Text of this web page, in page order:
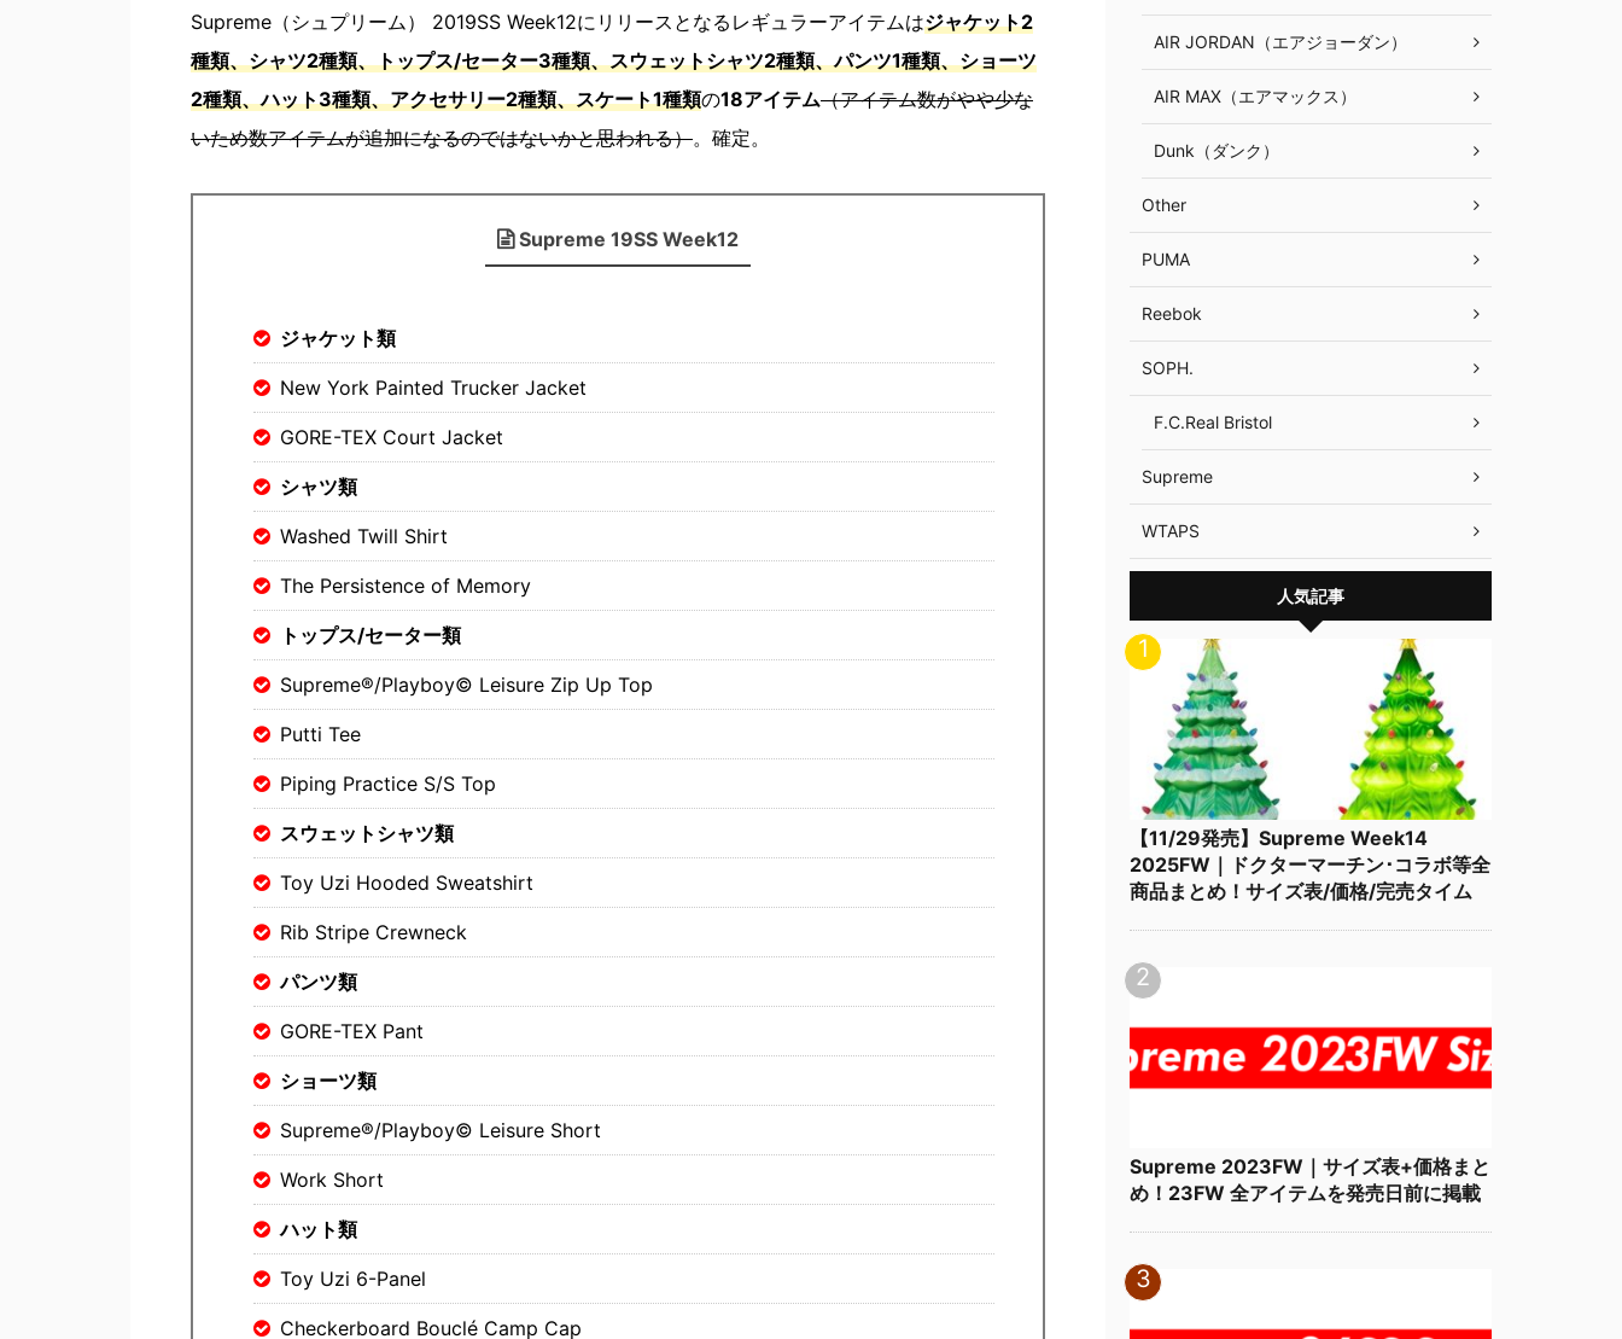
Supreme（シュプリーム） 2019SS Week12にリリースとなるレギュラーアイテムはジャケット2
種類、シャツ2種類、トップス/セーター3種類、スウェットシャツ2種類、パンツ1種類、ショーツ
2種類、ハット3種類、アクセサリー2種類、スケート1種類の18アイテム（アイテム数がやや少な
いため数アイテムが追加になるのではないかと思われる）。確定。
Supreme 19SS Week12
ジャケット類
New York Painted Trucker Jacket
GORE-TEX Court Jacket
シャツ類
Washed Twill Shirt
The Persistence of Memory
トップス/セーター類
Supreme®/Playboy© Leisure Zip Up Top
Putti Tee
Piping Practice S/S Top
スウェットシャツ類
Toy Uzi Hooded Sweatshirt
Rib Stripe Crewneck
パンツ類
GORE-TEX Pant
ショーツ類
Supreme®/Playboy© Leisure Short
Work Short
ハット類
Toy Uzi 6-Panel
Checkerboard Bouclé Camp Cap
AIR JORDAN（エアジョーダン）
AIR MAX（エアマックス）
Dunk（ダンク）
Other
PUMA
Reebok
SOPH.
F.C.Real Bristol
Supreme
WTAPS
人気記事
【11/29発売】Supreme Week14
2025FW｜ドクターマーチン･コラボ等全
商品まとめ！サイズ表/価格/完売タイム
Supreme 2023FW｜サイズ表+価格まと
め！23FW 全アイテムを発売日前に掲載